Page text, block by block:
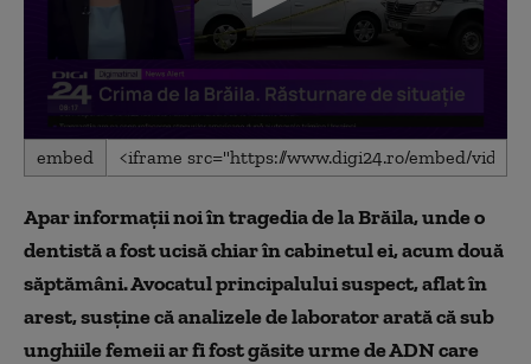
0
seconds
minute,
32
seconds
embed
Apar informații noi în tragedia de la Brăila, unde o
dentistă a fost ucisă chiar în cabinetul ei, acum două
săptămâni. Avocatul principalului suspect, aflat în
arest, susține că analizele de laborator arată că sub
unghiile femeii ar fi fost găsite urme de ADN care